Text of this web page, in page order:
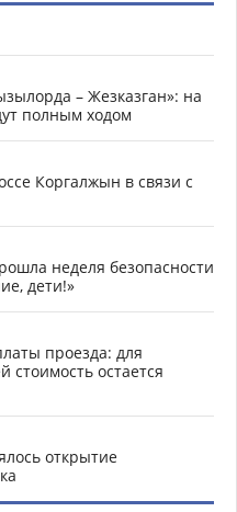
– Жезказган»: на
полным ходом
Коргалжын в связи с
неделя безопасности
дети!»
проезда: для
стоимость остается
открытие